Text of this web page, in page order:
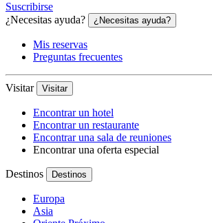
Suscribirse
¿Necesitas ayuda?
¿Necesitas ayuda?
Mis reservas
Preguntas frecuentes
Visitar Visitar
Encontrar un hotel
Encontrar un restaurante
Encontrar una sala de reuniones
Encontrar una oferta especial
Destinos Destinos
Europa
Asia